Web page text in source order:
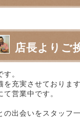
店長よりご
。
充実させております
営業中です。
の出会いをスタッフ